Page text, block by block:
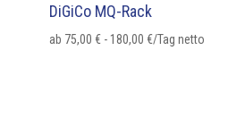
DiGiCo MQ-Rack
ab 75,00 €- 180,00 €/Tag netto